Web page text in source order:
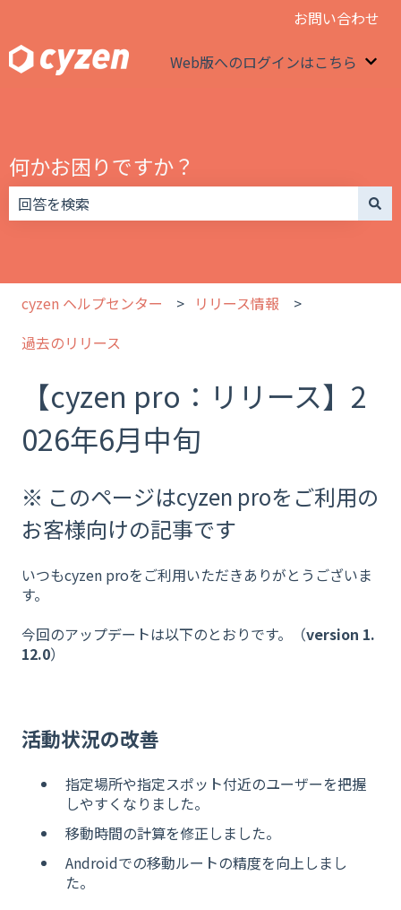
お問い合わせ
Web版へのログインはこちら
何かお困りですか？
cyzen ヘルプセンター
リリース情報
過去のリリース
【cyzen pro：リリース】2
026年6月中旬
※ このページはcyzen proをご利用の
お客様向けの記事です
いつもcyzen proをご利用いただきありがとうございま
す。
今回のアップデートは以下のとおりです。（version 1.
12.0）
活動状況の改善
指定場所や指定スポット付近のユーザーを把握
しやすくなりました。
移動時間の計算を修正しました。
Androidでの移動ルートの精度を向上しまし
た。